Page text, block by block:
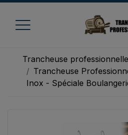
Accueil
Trancheuse professionnelle
Trancheuse
Inox - Spéciale